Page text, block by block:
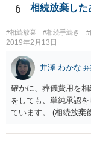
また、全員で相続し
こともできます。こ
0万円分使えます。 父
で相続する際は、
亡くなってから相続
るより非課税の枠が減
いうことになります
んので、一度相談し
6 相続放棄した
#相続放棄 #相続手続き #
2019年2月13日
井澤 わかな 弁
確かに、葬儀費用を
をしても、単純承認
ています。 (相続放棄
述の手続ということ